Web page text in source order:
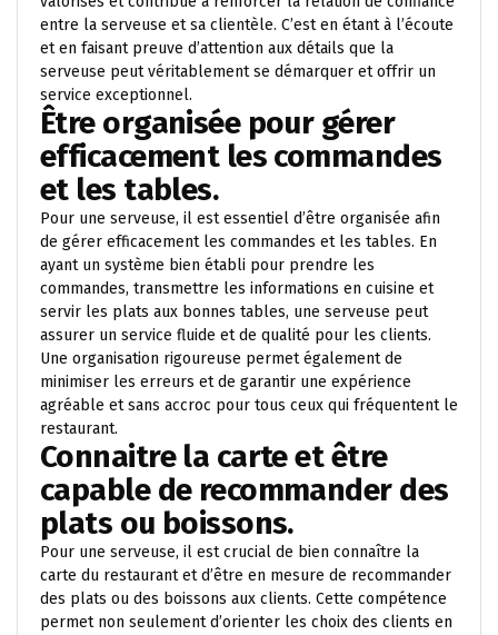
entre la serveuse et sa clientèle. C’est en étant à l’écoute
et en faisant preuve d’attention aux détails que la
serveuse peut véritablement se démarquer et offrir un
service exceptionnel.
Être organisée pour gérer
efficacement les commandes
et les tables.
Pour une serveuse, il est essentiel d’être organisée afin
de gérer efficacement les commandes et les tables. En
ayant un système bien établi pour prendre les
commandes, transmettre les informations en cuisine et
servir les plats aux bonnes tables, une serveuse peut
assurer un service fluide et de qualité pour les clients.
Une organisation rigoureuse permet également de
minimiser les erreurs et de garantir une expérience
agréable et sans accroc pour tous ceux qui fréquentent le
restaurant.
Connaitre la carte et être
capable de recommander des
plats ou boissons.
Pour une serveuse, il est crucial de bien connaître la
carte du restaurant et d’être en mesure de recommander
des plats ou des boissons aux clients. Cette compétence
permet non seulement d’orienter les choix des clients en